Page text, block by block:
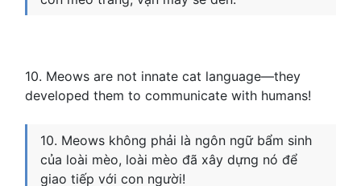
10. Meows are not innate cat language—they
developed them to communicate with humans!
10. Meows không phải là ngôn ngữ bẩm sinh
của loài mèo, loài mèo đã xây dựng nó để
giao tiếp với con người!